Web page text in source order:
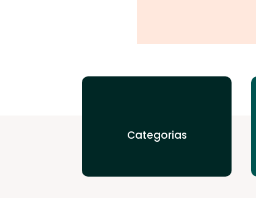
Categorias